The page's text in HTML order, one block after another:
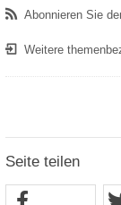
Abonnieren Sie
Weitere
Seite teilen